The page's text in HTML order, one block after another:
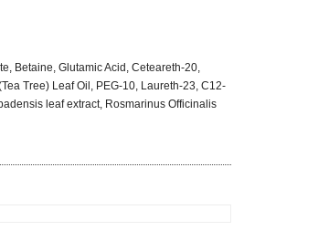
Betaine, Glutamic Acid, Ceteareth-20,
Tree) Leaf Oil, PEG-10, Laureth-23, C12-
leaf extract, Rosmarinus Officinalis